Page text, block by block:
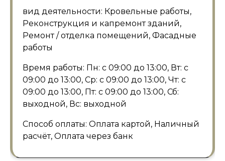
вид деятельности: Кровельные работы,
Реконструкция и капремонт зданий,
Ремонт / отделка помещений, Фасадные
работы
Время работы: Пн: с 09:00 до 13:00, Вт: с
09:00 до 13:00, Ср: с 09:00 до 13:00, Чт: с
09:00 до 13:00, Пт: с 09:00 до 13:00, Сб:
выходной, Вс: выходной
Способ оплаты: Оплата картой, Наличный
расчёт, Оплата через банк